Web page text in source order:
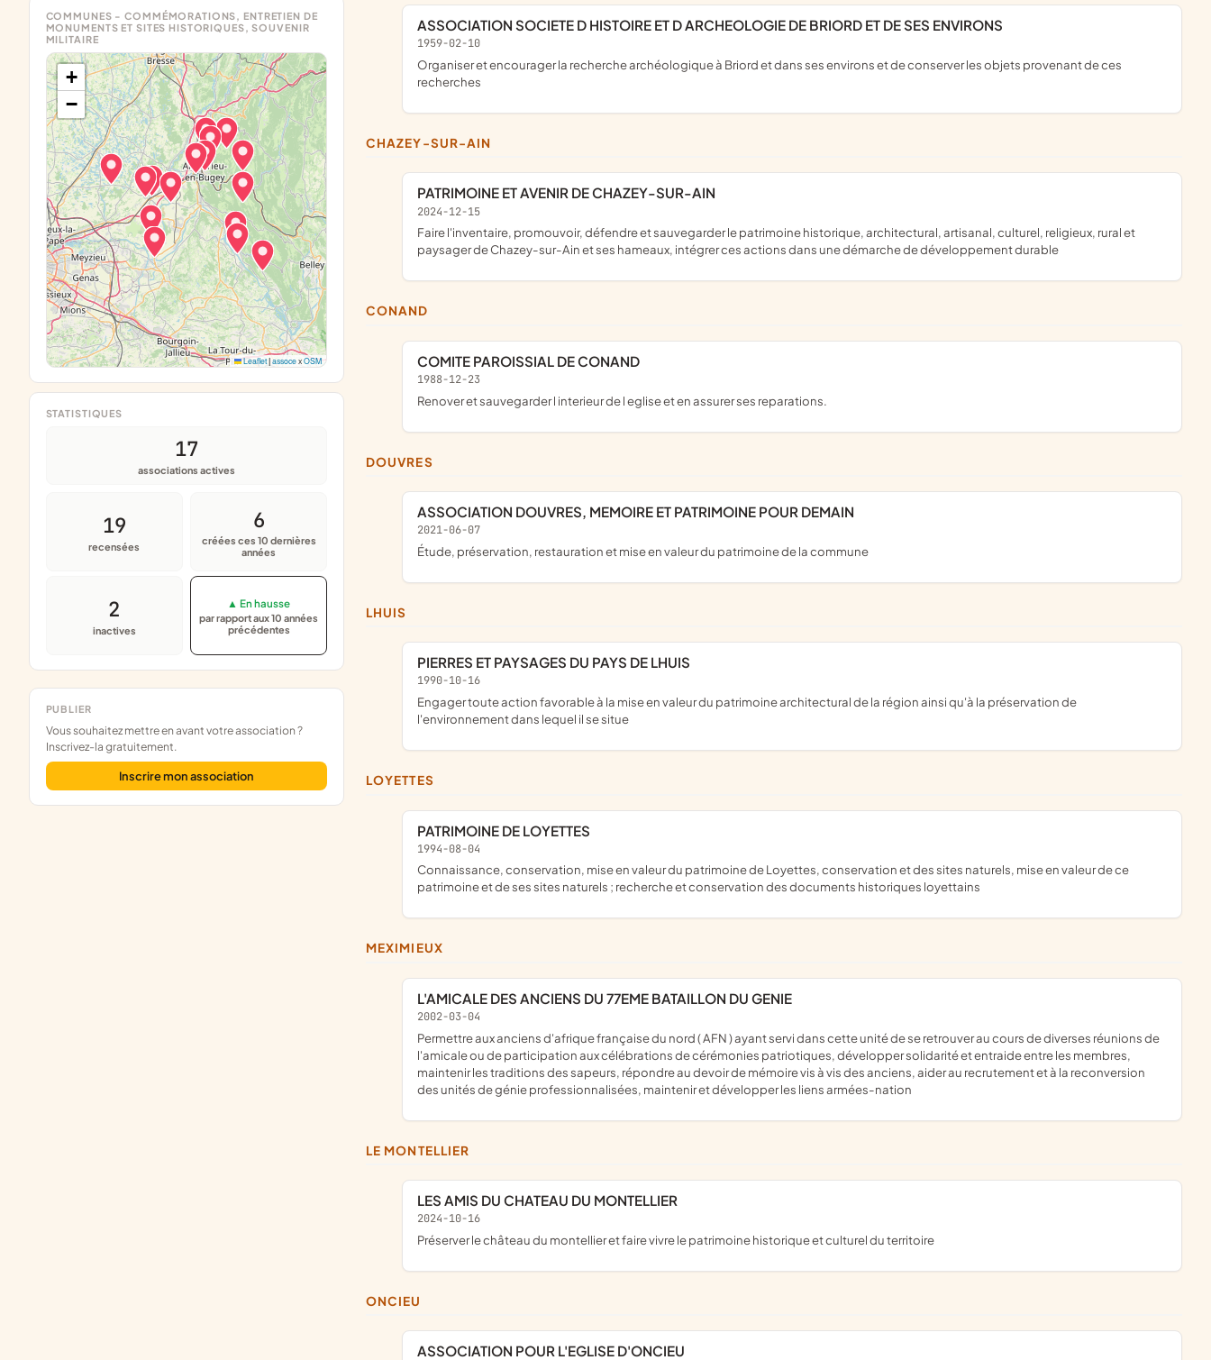
STATISTIQUES
17
associations actives
19
recensées
6
créées ces 10 dernières
années
2
inactives
▲ En hausse
par rapport aux 10 années
précédentes
PUBLIER
Vous souhaitez mettre en avant votre association ?
Inscrivez-la gratuitement.
Inscrire mon association
ASSOCIATION SOCIETE D HISTOIRE ET D ARCHEOLOGIE DE BRIORD ET DE SES ENVIRONS
1959-02-10
organiser et encourager la recherche archéologique à Briord et dans ses environs et de conserver les objets provenant de ces
recherches
CHAZEY-SUR-AIN
PATRIMOINE ET AVENIR DE CHAZEY-SUR-AIN
2024-12-15
faire l'inventaire, promouvoir, défendre et sauvegarder le patrimoine historique, architectural, artisanal, culturel, religieux, rural et
paysager de Chazey-sur-Ain et ses hameaux, intégrer ces actions dans une démarche de développement durable
CONAND
COMITE PAROISSIAL DE CONAND
1988-12-23
renover et sauvegarder l interieur de l eglise et en assurer ses reparations.
DOUVRES
ASSOCIATION DOUVRES, MEMOIRE ET PATRIMOINE POUR DEMAIN
2021-06-07
étude, préservation, restauration et mise en valeur du patrimoine de la commune
LHUIS
PIERRES ET PAYSAGES DU PAYS DE LHUIS
1990-10-16
engager toute action favorable à la mise en valeur du patrimoine architectural de la région ainsi qu'à la préservation de
l'environnement dans lequel il se situe
LOYETTES
PATRIMOINE DE LOYETTES
1994-08-04
connaissance, conservation, mise en valeur du patrimoine de Loyettes, conservation et des sites naturels, mise en valeur de ce
patrimoine et de ses sites naturels ; recherche et conservation des documents historiques loyettains
MEXIMIEUX
L'AMICALE DES ANCIENS DU 77EME BATAILLON DU GENIE
2002-03-04
permettre aux anciens d'afrique française du nord ( AFN ) ayant servi dans cette unité de se retrouver au cours de diverses réunions de
l'amicale ou de participation aux célébrations de cérémonies patriotiques, développer solidarité et entraide entre les membres,
maintenir les traditions des sapeurs, répondre au devoir de mémoire vis à vis des anciens, aider au recrutement et à la reconversion
des unités de génie professionnalisées, maintenir et développer les liens armées-nation
LE MONTELLIER
LES AMIS DU CHATEAU DU MONTELLIER
2024-10-16
préserver le château du montellier et faire vivre le patrimoine historique et culturel du territoire
ONCIEU
ASSOCIATION POUR L'EGLISE D'ONCIEU
COMMUNES - COMMÉMORATIONS, ENTRETIEN DE
MONUMENTS ET SITES HISTORIQUES, SOUVENIR
MILITAIRE
+
−
Leaflet| assocexOSM